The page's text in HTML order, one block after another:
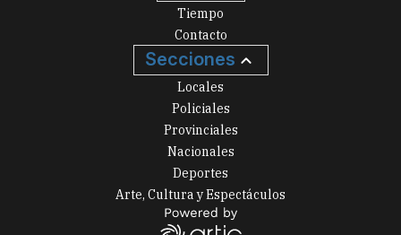
Tiempo
Contacto
Secciones
Locales
Policiales
Provinciales
Nacionales
Deportes
Arte, Cultura y Espectáculos